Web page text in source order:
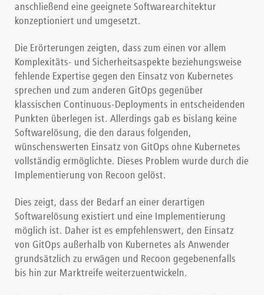
anschließend eine geeignete Softwarearchitektur
konzeptioniert und umgesetzt.
Die Erörterungen zeigten, dass zum einen vor allem
Komplexitäts- und Sicherheitsaspekte beziehungsweise
fehlende Expertise gegen den Einsatz von Kubernetes
sprechen und zum anderen GitOps gegenüber
klassischen Continuous-Deployments in entscheidenden
Punkten überlegen ist. Allerdings gab es bislang keine
Softwarelösung, die den daraus folgenden,
wünschenswerten Einsatz von GitOps ohne Kubernetes
vollständig ermöglichte. Dieses Problem wurde durch die
Implementierung von Recoon gelöst.
Dies zeigt, dass der Bedarf an einer derartigen
Softwarelösung existiert und eine Implementierung
möglich ist. Daher ist es empfehlenswert, den Einsatz
von GitOps außerhalb von Kubernetes als Anwender
grundsätzlich zu erwägen und Recoon gegebenenfalls
bis hin zur Marktreife weiterzuentwickeln.